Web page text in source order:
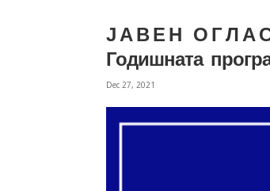
Ј А В Е Н О Г Л А С
Годишната
Dec 27, 2021